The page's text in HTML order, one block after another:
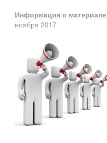
Информация о материале
ноября 2017